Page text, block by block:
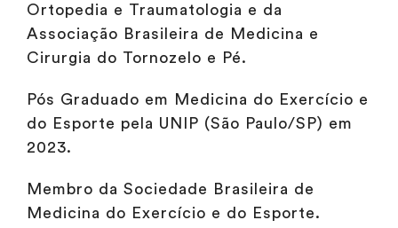
Ortopedia e Traumatologia e da
Associação Brasileira de Medicina e
Cirurgia do Tornozelo e Pé.
Pós Graduado em Medicina do Exercício e
do Esporte pela UNIP (São Paulo/SP) em
2023.
Membro da Sociedade Brasileira de
Medicina do Exercício e do Esporte.